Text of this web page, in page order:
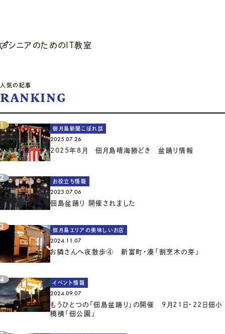
シニアのためのIT教室
人気の記事
RANKING
佃月島新聞こぼれ話
2025.07.26
2025年8月 佃月島晴海勝どき 盆踊り情報
お役立ち情報
2023.07.06
佃島盆踊り 開催されました
佃月島エリアの美味しいお店
2024.11.07
お隣さんへ夜散歩④ 新富町・湊「割烹木の芽」
イベント情報
2024.09.07
もうひとつの「佃島盆踊り」の開催 9月21日・22日佃小
橋横「佃公園」